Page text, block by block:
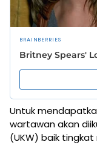
Untuk
wartawan akan
(UKW) baik